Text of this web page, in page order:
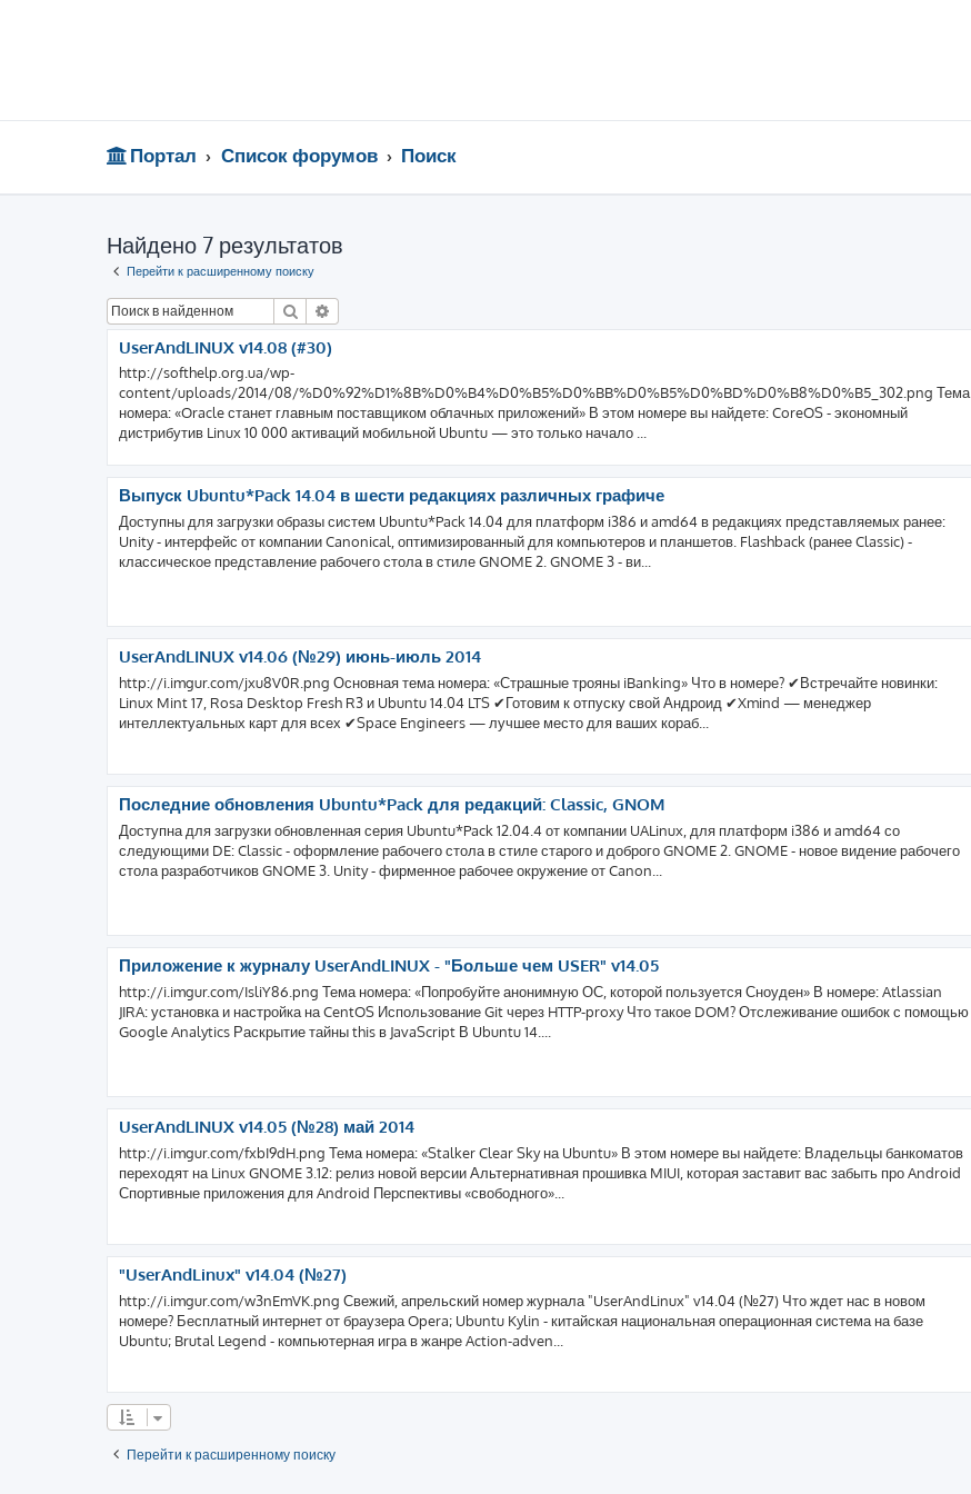
Портал Список форумов Поиск
Найдено 7 результатов
Перейти к расширенному поиску
Поиск
UserAndLINUX v14.08 (#30)
http://softhelp.org.ua/wp-
content/uploads/2014/08/%D0%92%D1%8B%D0%B4%D0%B5%D0%BB%D0%B5%D0%BD%D0%B8%D0%B5_302.png Тема
номера: «Oracle станет главным поставщиком облачных приложений» В этом номере вы найдете: CoreOS - экономный
дистрибутив Linux 10 000 активаций мобильной Ubuntu — это только начало ...
Выпуск Ubuntu*Pack 14.04 в шести редакциях различных графиче
Доступны для загрузки образы систем Ubuntu*Pack 14.04 для платформ i386 и amd64 в редакциях представляемых ранее:
Unity - интерфейс от компании Canonical, оптимизированный для компьютеров и планшетов. Flashback (ранее Classic) -
классическое представление рабочего стола в стиле GNOME 2. GNOME 3 - ви...
UserAndLINUX v14.06 (№29) июнь-июль 2014
http://i.imgur.com/jxu8V0R.png Основная тема номера: «Страшные трояны iBanking» Что в номере? ✔Встречайте новинки:
Linux Mint 17, Rosa Desktop Fresh R3 и Ubuntu 14.04 LTS ✔Готовим к отпуску свой Андроид ✔Xmind — менеджер
интеллектуальных карт для всех ✔Space Engineers — лучшее место для ваших кораб...
Последние обновления Ubuntu*Pack для редакций: Classic, GNOM
Доступна для загрузки обновленная серия Ubuntu*Pack 12.04.4 от компании UALinux, для платформ i386 и amd64 со
следующими DE: Classic - оформление рабочего стола в стиле старого и доброго GNOME 2. GNOME - новое видение рабочего
стола разработчиков GNOME 3. Unity - фирменное рабочее окружение от Canon...
Приложение к журналу UserAndLINUX - "Больше чем USER" v14.05
http://i.imgur.com/IsliY86.png Тема номера: «Попробуйте анонимную ОС, которой пользуется Сноуден» В номере: Atlassian
JIRA: установка и настройка на CentOS Использование Git через HTTP-proxy Что такое DOM? Отслеживание ошибок с помощью
Google Analytics Раскрытие тайны this в JavaScript В Ubuntu 14....
UserAndLINUX v14.05 (№28) май 2014
http://i.imgur.com/fxbI9dH.png Тема номера: «Stalker Clear Sky на Ubuntu» В этом номере вы найдете: Владельцы банкоматов
переходят на Linux GNOME 3.12: релиз новой версии Альтернативная прошивка MIUI, которая заставит вас забыть про Android
Спортивные приложения для Android Перспективы «свободного»...
"UserAndLinux" v14.04 (№27)
http://i.imgur.com/w3nEmVK.png Свежий, апрельский номер журнала "UserAndLinux" v14.04 (№27) Что ждет нас в новом
номере? Бесплатный интернет от браузера Opera; Ubuntu Kylin - китайская национальная операционная система на базе
Ubuntu; Brutal Legend - компьютерная игра в жанре Action-adven...
Перейти к расширенному поиску